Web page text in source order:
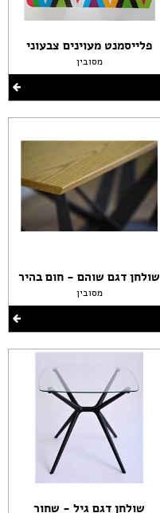
פלייסמנט מעוינים צבעוני
מסובין
שולחן דגם שוהם - חום בהיר
מסובין
שולחן דגם גיל - שחור